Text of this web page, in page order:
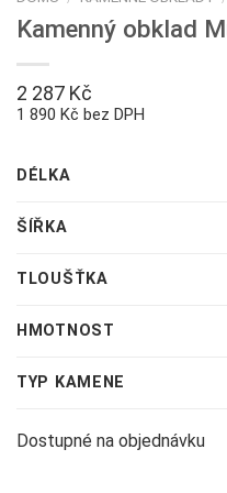
Kamenný obklad
2 287 Kč
1 890 Kč bez DPH
DÉLKA
ŠÍŘKA
TLOUŠŤKA
HMOTNOST
TYP KAMENE
Dostupné na objednávku